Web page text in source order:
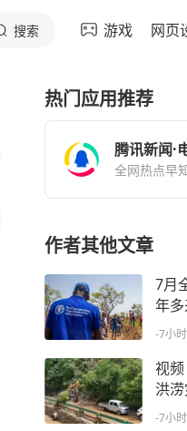
搜索 游戏 网页
热门应用推荐
腾讯新闻·
全网热点早
作者其他文章
7月
年
-7小
视
洪
00
-7小